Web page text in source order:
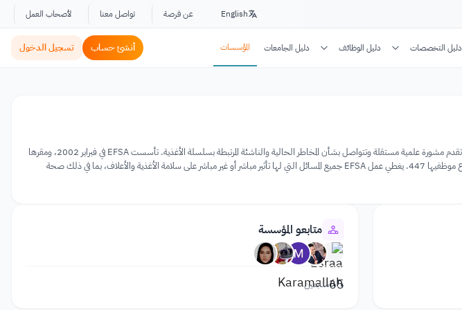
English عن فرصة تواصل معنا لأصحاب العمل
دليل التخصصات دليل الوظائف دليل الجامعات المؤسسات أنشئ حساب تسجيل الدخول
هيئة سلامة الأغذية الأوروبية (EFSA) هي وكالة تابعة للاتحاد الأوروبي (EU) تقدم مشورة علمية مستقلة وتتواصل بشأن المخاطر الحالية والناشئة المرتبطة بسلسلة الأغذية. تأسست EFSA في فبراير 2002، ومقرها
في بارما، إيطاليا، وتبلغ ميزانيتها لعام 2016 79.5 مليون يورو، ويبلغ مجموع موظفيها 447. يغطي عمل EFSA جميع المسائل التي لها تأثير مباشر أو غير مباشر على سلامة الأغذية والأعلاف، بما في ذلك صحة
متابعو المؤسسة
65متابعين